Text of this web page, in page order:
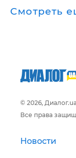
Смотреть
© 2026, Диалог.ua
Все права
Новости